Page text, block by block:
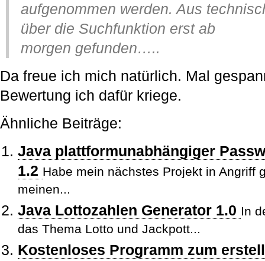
aufgenommen werden. Aus
über die Suchfunktion erst ab
morgen gefunden…..
Da freue ich mich natürlich. Mal
Bewertung ich dafür kriege.
Ähnliche Beiträge:
Java plattformunabhängiger
1.2 Habe mein nächstes Projekt in Angriff
meinen...
Java Lottozahlen Generator 1.0 In
das Thema Lotto und Jackpott...
Kostenloses Programm zum